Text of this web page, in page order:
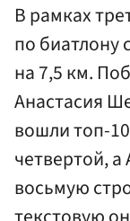
В рамках
по биатлону
на 7,5 км.
Анастасия
вошли топ-
четвертой, а
восьмую